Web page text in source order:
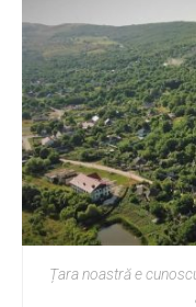
Țara noastră e